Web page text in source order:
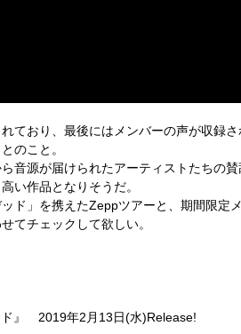
ており、最後にはメンバーの声が収録さ
のこと。
音源が届けられたアーティストたちの
い作品となりそうだ。
ド」を携えたZeppツアーと、期間限定
てチェックして欲しい。
』 2019年2月13日(水)Release!